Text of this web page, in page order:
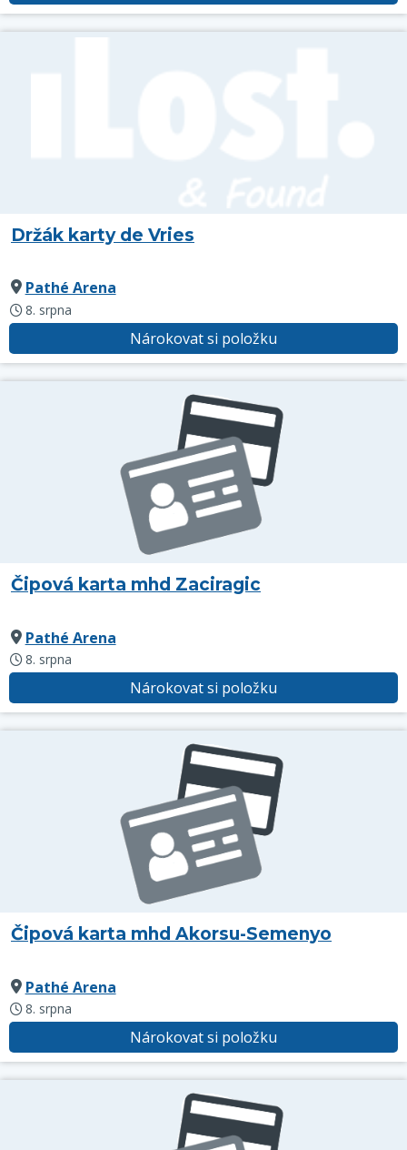
Držák karty de Vries
Pathé Arena
8. srpna
Nárokovat si položku
Čipová karta mhd Zaciragic
Pathé Arena
8. srpna
Nárokovat si položku
Čipová karta mhd Akorsu-Semenyo
Pathé Arena
8. srpna
Nárokovat si položku